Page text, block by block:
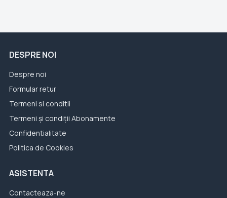
DESPRE NOI
Despre noi
Formular retur
Termeni si conditii
Termeni și condiții Abonamente
Confidentialitate
Politica de Cookies
ASISTENTA
Contacteaza-ne